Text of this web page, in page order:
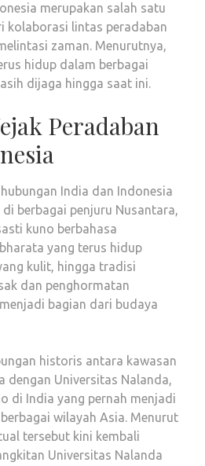
merupakan salah satu
kolaborasi lintas peradaban
zaman. Menurutnya,
hidup dalam berbagai
dijaga hingga saat ini.
Peradaban
India dan Indonesia
berbagai penjuru Nusantara,
kuno berbahasa
yang terus hidup
kulit, hingga tradisi
dan penghormatan
bagian dari budaya
historis antara kawasan
dengan Universitas Nalanda,
di India yang pernah menjadi
wilayah Asia. Menurut
tersebut kini kembali
Universitas Nalanda